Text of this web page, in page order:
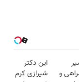
و
این دکتر
شیرازی کرم